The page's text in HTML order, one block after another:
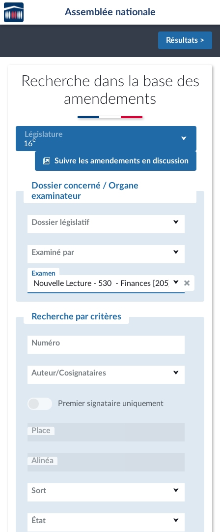
Aller au contenu
Aller en bas de la page
Accèder
à la
page
Assemblée nationale
Résultats >
Recherche dans la base des
amendements
Législature
16e
Suivre les amendements en discussion
Dossier concerné / Organe
examinateur
Dossier législatif
Examiné par
Examen
Recherche par critères
Numéro
Auteur/Cosignataires
Premier signataire uniquement
Place
Alinéa
Sort
État